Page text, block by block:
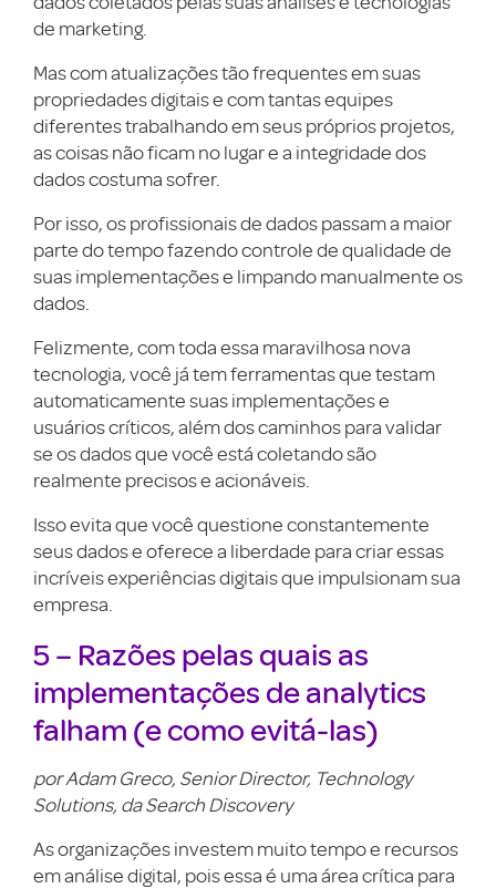
de marketing.
Mas com atualizações tão frequentes em suas
propriedades digitais e com tantas equipes
diferentes trabalhando em seus próprios projetos,
as coisas não ficam no lugar e a integridade dos
dados costuma sofrer.
Por isso, os profissionais de dados passam a maior
parte do tempo fazendo controle de qualidade de
suas implementações e limpando manualmente os
dados.
Felizmente, com toda essa maravilhosa nova
tecnologia, você já tem ferramentas que testam
automaticamente suas implementações e
usuários críticos, além dos caminhos para validar
se os dados que você está coletando são
realmente precisos e acionáveis.
Isso evita que você questione constantemente
seus dados e oferece a liberdade para criar essas
incríveis experiências digitais que impulsionam sua
empresa.
5 – Razões pelas quais as
implementações de analytics
falham (e como evitá-las)
por Adam Greco, Senior Director, Technology
Solutions, da Search Discovery
As organizações investem muito tempo e recursos
em análise digital, pois essa é uma área crítica para